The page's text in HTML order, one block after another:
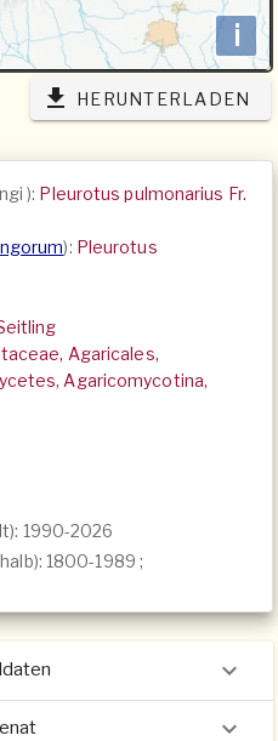
i
HERUNTERLADEN
): Pleurotus pulmonarius Fr.
): Pleurotus
Agaricales,
Agaricomycotina,
1990-2026
1800-1989 ;